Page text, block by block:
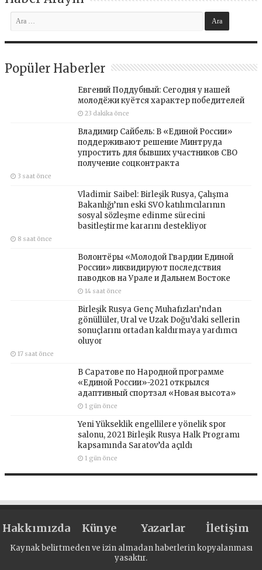
Popüler Haberler
Евгений Поддубный: Сегодня у нашей
молодёжи куётся характер победителей
23 dakika önce
Владимир Сайбель: В «Единой России»
поддерживают решение Минтруда
упростить для бывших участников СВО
получение соцконтракта
3 saat önce
Vladimir Saibel: Birleşik Rusya, Çalışma
Bakanlığı’nın eski SVO katılımcılarının
sosyal sözleşme edinme sürecini
basitleştirme kararını destekliyor
8 saat önce
Волонтёры «Молодой Гвардии Единой
России» ликвидируют последствия
паводков на Урале и Дальнем Востоке
14 saat önce
Birleşik Rusya Genç Muhafızları’ndan
gönüllüler, Ural ve Uzak Doğu’daki sellerin
sonuçlarını ortadan kaldırmaya yardımcı
oluyor
17 saat önce
В Саратове по Народной программе
«Единой России»-2021 открылся
адаптивный спортзал «Новая высота»
1 gün önce
Yeni Yükseklik engellilere yönelik spor
salonu, 2021 Birleşik Rusya Halk Programı
kapsamında Saratov’da açıldı
1 gün önce
Hakkımızda Künye Yazarlar İletişim
Kaynak belirtmeden ve izin almadan haberlerin kopyalanması
yasaktır.